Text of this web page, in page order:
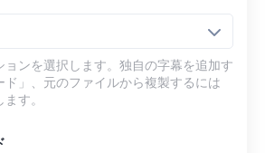
ョンを選択します。独自の字幕を追加す
ド」、元のファイルから複製するには
す。